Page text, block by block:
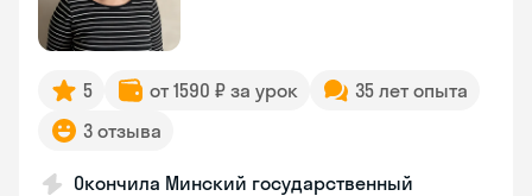
5 от 1590 ₽ за урок
35 лет опыта
3 отзыва
Окончила Минский государственный